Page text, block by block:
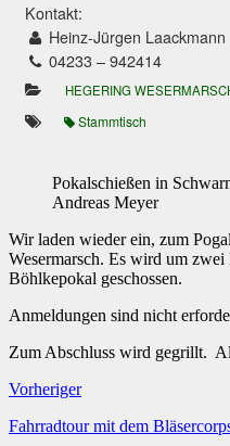
Kontakt:
Heinz-Jürgen Laackmann
04233 – 942414
HEGERING
Stammtisch
Pokalschießen in
Andreas Meyer
Wir laden wieder ein, zum
Wesermarsch. Es wird um
Böhlkepokal geschossen.
Anmeldungen sind nicht
Zum Abschluss wird gegrillt.
Vorheriger
Fahrradtour mit dem